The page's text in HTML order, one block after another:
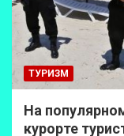
ТУРИЗМ
На
курорте